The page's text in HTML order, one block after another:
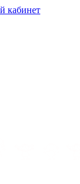
кабинет